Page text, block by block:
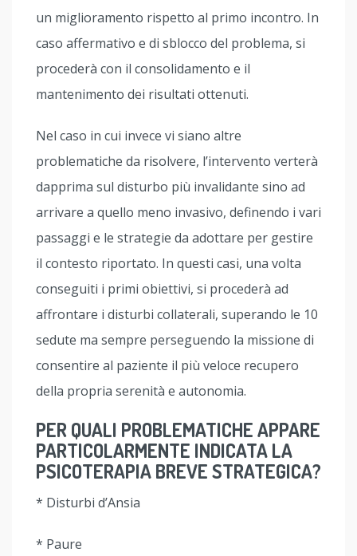
un miglioramento rispetto al primo incontro. In
caso affermativo e di sblocco del problema, si
procederà con il consolidamento e il
mantenimento dei risultati ottenuti.
Nel caso in cui invece vi siano altre
problematiche da risolvere, l’intervento verterà
dapprima sul disturbo più invalidante sino ad
arrivare a quello meno invasivo, definendo i vari
passaggi e le strategie da adottare per gestire
il contesto riportato. In questi casi, una volta
conseguiti i primi obiettivi, si procederà ad
affrontare i disturbi collaterali, superando le 10
sedute ma sempre perseguendo la missione di
consentire al paziente il più veloce recupero
della propria serenità e autonomia.
PER QUALI PROBLEMATICHE APPARE
PARTICOLARMENTE INDICATA LA
PSICOTERAPIA BREVE STRATEGICA?
* Disturbi d’Ansia
* Paure